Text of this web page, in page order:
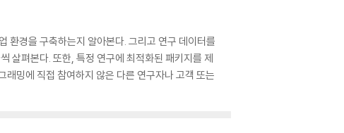
환경을 구축하는지 알아본다. 그리고 연구 데이터를
살펴본다. 또한, 특정 연구에 최적화된 패키지를 제
밍에 직접 참여하지 않은 다른 연구자나 고객 또는